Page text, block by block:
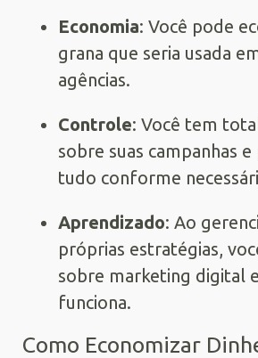
Economia: Você pode
grana que seria usada
agências.
Controle: Você tem
sobre suas campanhas
tudo conforme
Aprendizado: Ao
próprias estratégias,
sobre marketing digital
funciona.
Como Economizar